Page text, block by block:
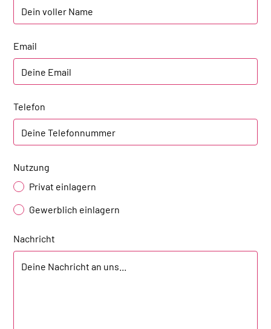
Email
Telefon
Nutzung
Privat einlagern
Gewerblich einlagern
Nachricht